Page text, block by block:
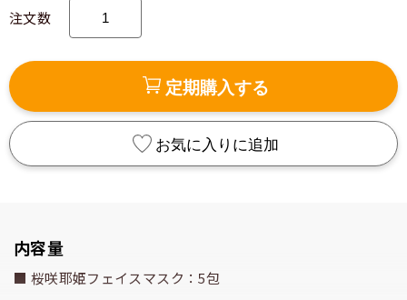
注文数
定期購入する
お気に入りに追加
内容量
■ 桜咲耶姫フェイスマスク：5包